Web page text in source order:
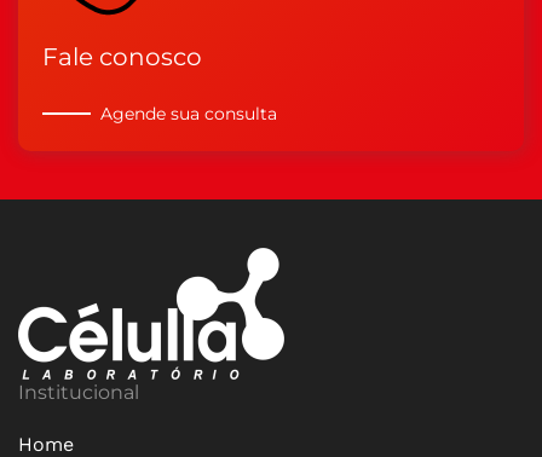
Fale conosco
Agende sua consulta
Institucional
Home